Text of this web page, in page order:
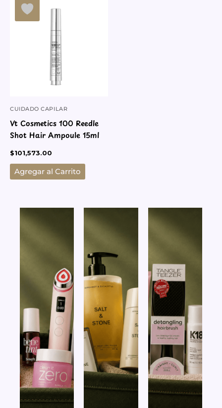
CUIDADO CAPILAR
Vt Cosmetics 100 Reedle
Shot Hair Ampoule 15ml
$101,573.00
Agregar al Carrito